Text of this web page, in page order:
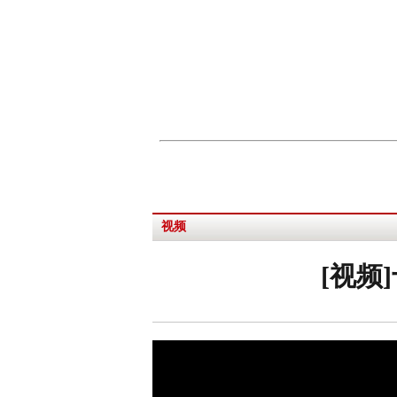
视频
[视频